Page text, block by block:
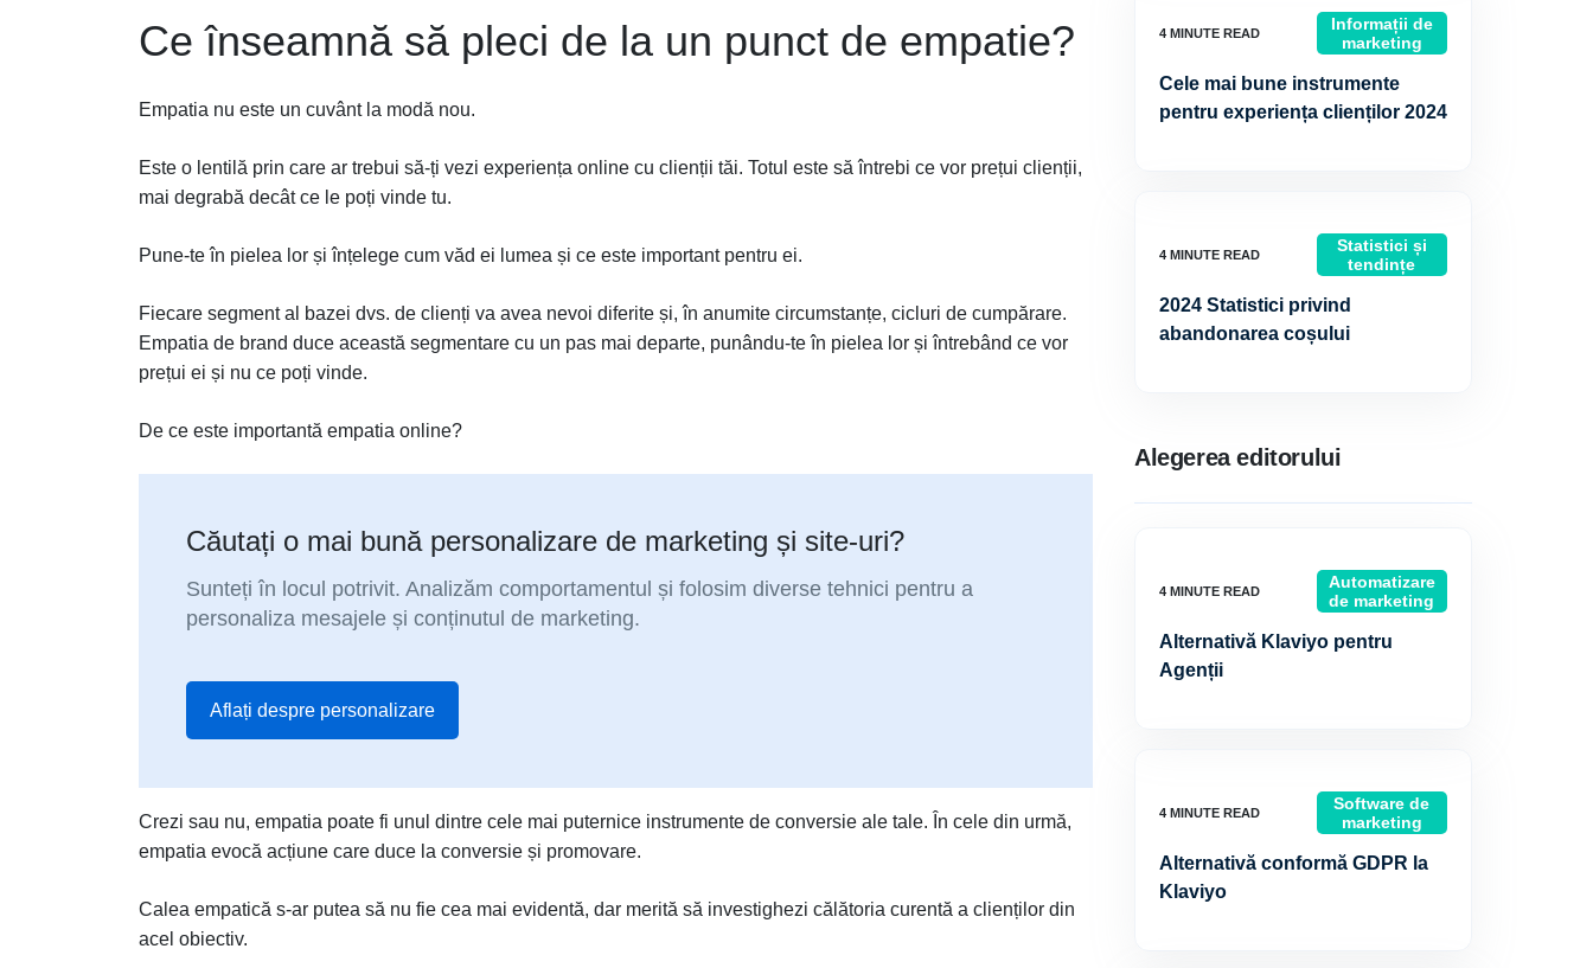
Ce înseamnă să pleci de la un punct de empatie?
Empatia nu este un cuvânt la modă nou.
Este o lentilă prin care ar trebui să-ți vezi experiența online cu clienții tăi. Totul este să întrebi ce vor prețui clienții,
mai degrabă decât ce le poți vinde tu.
Pune-te în pielea lor și înțelege cum văd ei lumea și ce este important pentru ei.
Fiecare segment al bazei dvs. de clienți va avea nevoi diferite și, în anumite circumstanțe, cicluri de cumpărare.
Empatia de brand duce această segmentare cu un pas mai departe, punându-te în pielea lor și întrebând ce vor
prețui ei și nu ce poți vinde.
De ce este importantă empatia online?
Căutați o mai bună personalizare de marketing și site-uri?
Sunteți în locul potrivit. Analizăm comportamentul și folosim diverse tehnici pentru a
personaliza mesajele și conținutul de marketing.
Aflați despre personalizare
Crezi sau nu, empatia poate fi unul dintre cele mai puternice instrumente de conversie ale tale. În cele din urmă,
empatia evocă acțiune care duce la conversie și promovare.
Calea empatică s-ar putea să nu fie cea mai evidentă, dar merită să investighezi călătoria curentă a clienților din
acel obiectiv.
Informații de
marketing
Cele mai bune instrumente
pentru experiența clienților 2024
Statistici și
tendințe
2024 Statistici privind
abandonarea coșului
Alegerea editorului
Automatizare
de marketing
Alternativă Klaviyo pentru
Agenții
Software de
marketing
Alternativă conformă GDPR la
Klaviyo